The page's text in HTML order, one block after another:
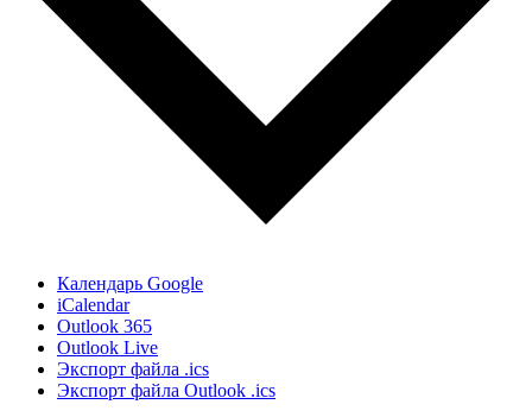
Календарь Google
iCalendar
Outlook 365
Outlook Live
Экспорт файла .ics
Экспорт файла Outlook .ics